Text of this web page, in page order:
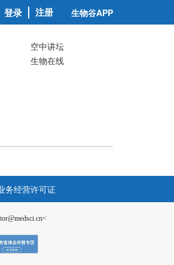
登录 注册 生物谷APP
空中讲坛
生物在线
务经营许可证